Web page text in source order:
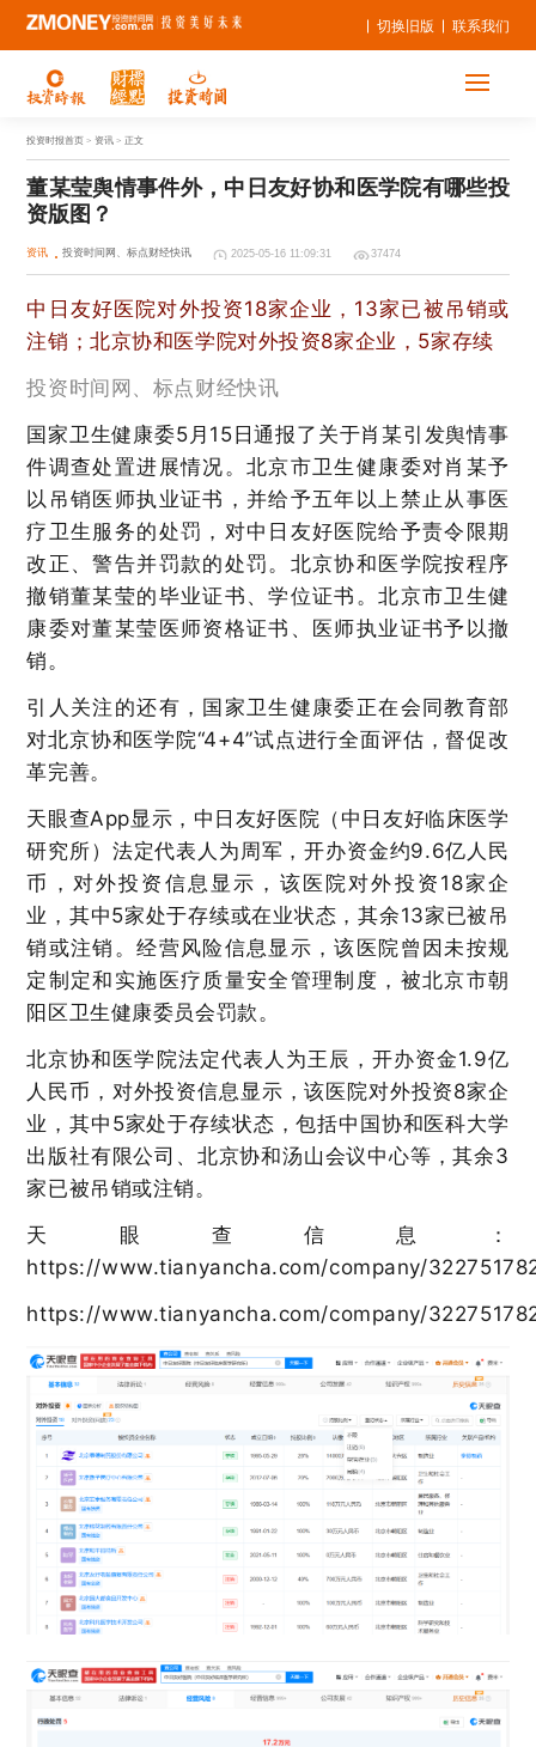
联系我们
切换旧版
投资时报首页 > 资讯 > 正文
董某莹舆情事件外，中日友好协和医学院有哪些投
资版图？
资讯 投资时间网、标点财经快讯 2025-05-16 11:09:31 37474
中日友好医院对外投资18家企业，13家已被吊销或
注销；北京协和医学院对外投资8家企业，5家存续
投资时间网、标点财经快讯
国家卫生健康委5月15日通报了关于肖某引发舆情事
件调查处置进展情况。北京市卫生健康委对肖某予
以吊销医师执业证书，并给予五年以上禁止从事医
疗卫生服务的处罚，对中日友好医院给予责令限期
改正、警告并罚款的处罚。北京协和医学院按程序
撤销董某莹的毕业证书、学位证书。北京市卫生健
康委对董某莹医师资格证书、医师执业证书予以撤
销。
引人关注的还有，国家卫生健康委正在会同教育部
对北京协和医学院“4+4”试点进行全面评估，督促改
革完善。
天眼查App显示，中日友好医院（中日友好临床医学
研究所）法定代表人为周军，开办资金约9.6亿人民
币，对外投资信息显示，该医院对外投资18家企
业，其中5家处于存续或在业状态，其余13家已被吊
销或注销。经营风险信息显示，该医院曾因未按规
定制定和实施医疗质量安全管理制度，被北京市朝
阳区卫生健康委员会罚款。
北京协和医学院法定代表人为王辰，开办资金1.9亿
人民币，对外投资信息显示，该医院对外投资8家企
业，其中5家处于存续状态，包括中国协和医科大学
出版社有限公司、北京协和汤山会议中心等，其余3
家已被吊销或注销。
天眼查信息：
https://www.tianyancha.com/company/
https://www.tianyancha.com/company/